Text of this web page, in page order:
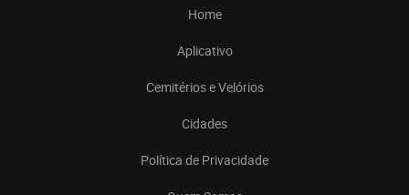
Home
Aplicativo
Cemitérios e Velórios
Cidades
Política de Privacidade